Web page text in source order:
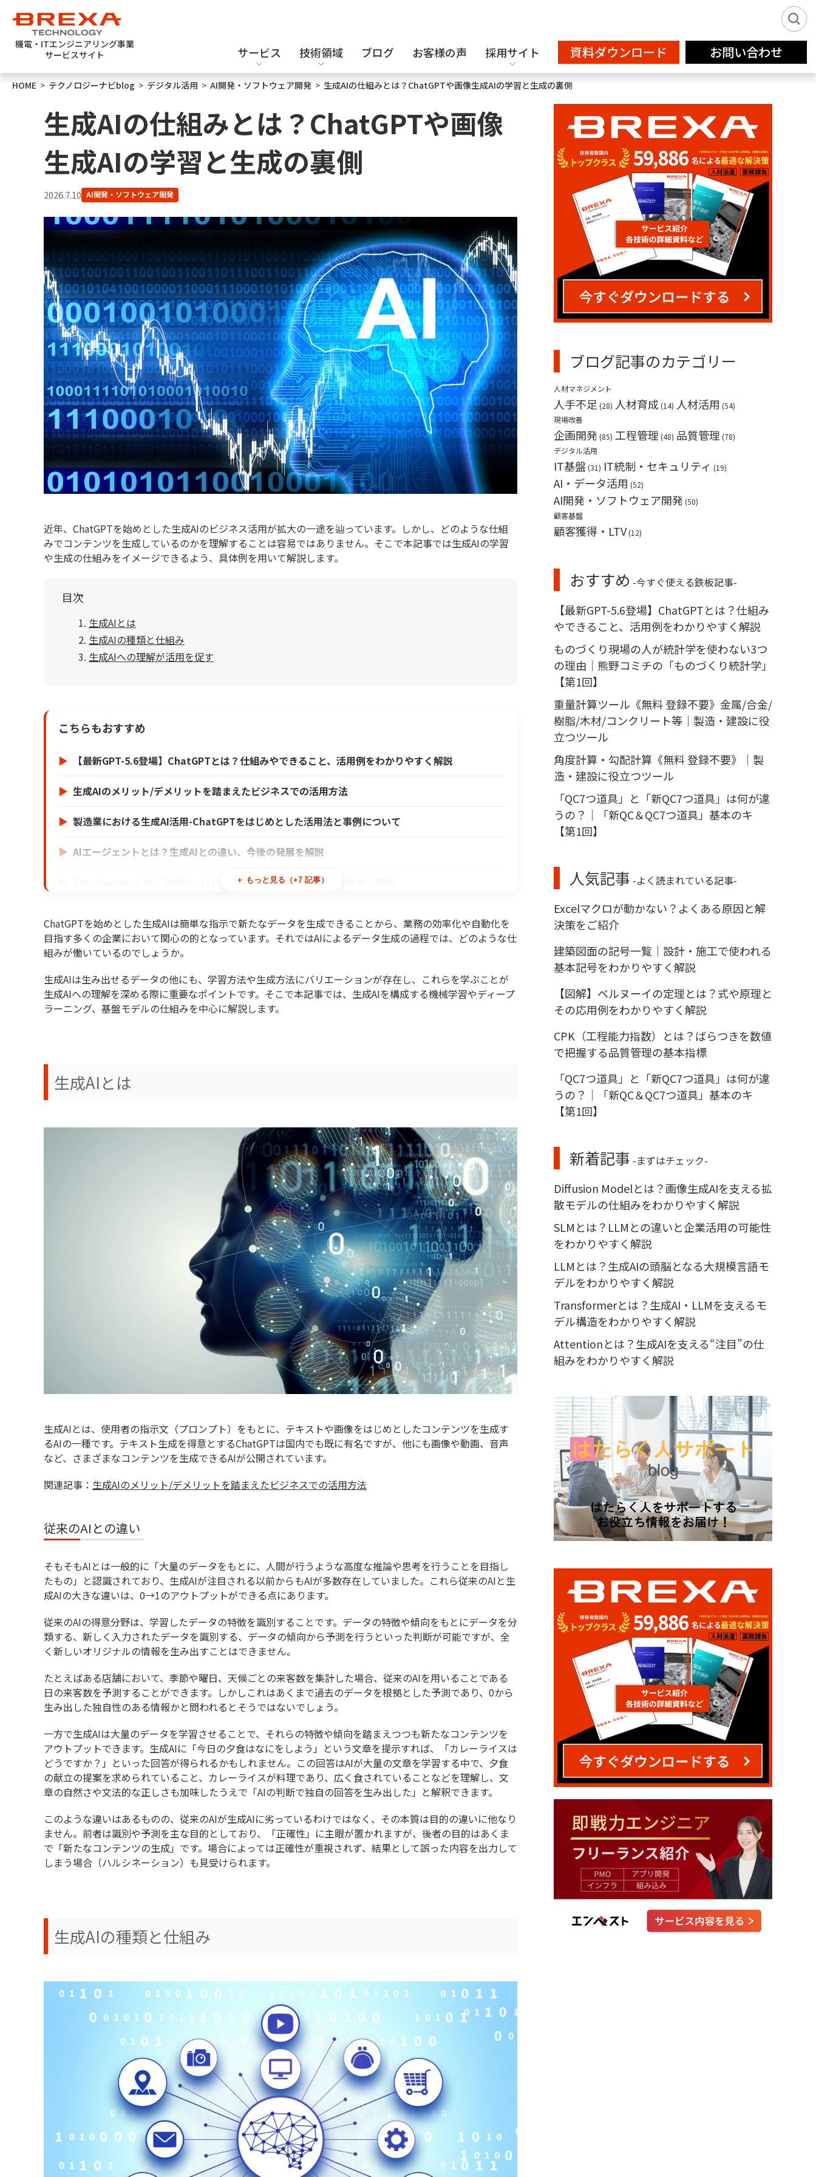
機電・ITエンジニアリング事業
サービスサイト
サービス
新卒派遣サービス2026
ソフトウェアテスト セキュリティエンジニア クリエイティブサービス
業務請負（自動車） 業務請負（プラント） 業務請負（産業用ロボット）
技術領域
IT
半導体設計・評価 化学・バイオ 設計補助
ブログ お客様の声 採用サイト
フリーランス登録
資料ダウンロード お問い合わせ
HOME > テクノロジーナビblog > デジタル活用 > AI開発・ソフトウェア開発 > 生成AIの仕組みとは？ChatGPTや画像生成AIの学習と生成の裏側
生成AIの仕組みとは？ChatGPTや画像
生成AIの学習と生成の裏側
2026.7.10 AI開発・ソフトウェア開発
近年、ChatGPTを始めとした生成AIのビジネス活用が拡大の一途を辿っています。しかし、どのような仕組
みでコンテンツを生成しているのかを理解することは容易ではありません。そこで本記事では生成AIの学習
や生成の仕組みをイメージできるよう、具体例を用いて解説します。
目次
生成AIとは
生成AIの種類と仕組み
生成AIへの理解が活用を促す
こちらもおすすめ
【最新GPT-5.6登場】ChatGPTとは？仕組みやできること、活用例をわかりやすく解説
生成AIのメリット/デメリットを踏まえたビジネスでの活用方法
製造業における生成AI活用-ChatGPTをはじめとした活用法と事例について
AIエージェントとは？生成AIとの違い、今後の発展を解説
Transformerとは？生成AI・LLMを支えるモデル構造をわかりやすく解説
Diffusion Modelとは？画像生成AIを支える拡散モデルの仕組みをわかりやすく解説
LLMとは？生成AIの頭脳となる大規模言語モデルをわかりやすく解説
SLMとは？LLMとの違いと企業活用の可能性をわかりやすく解説
＋ もっと見る（+7 記事）
ChatGPTを始めとした生成AIは簡単な指示で新たなデータを生成できることから、業務の効率化や自動化を
目指す多くの企業において関心の的となっています。それではAIによるデータ生成の過程では、どのような仕
組みが働いているのでしょうか。
生成AIは生み出せるデータの他にも、学習方法や生成方法にバリエーションが存在し、これらを学ぶことが
生成AIへの理解を深める際に重要なポイントです。そこで本記事では、生成AIを構成する機械学習やディープ
ラーニング、基盤モデルの仕組みを中心に解説します。
生成AIとは
生成AIとは、使用者の指示文（プロンプト）をもとに、テキストや画像をはじめとしたコンテンツを生成す
るAIの一種です。テキスト生成を得意とするChatGPTは国内でも既に有名ですが、他にも画像や動画、音声
など、さまざまなコンテンツを生成できるAIが公開されています。
関連記事： 生成AIのメリット/デメリットを踏まえたビジネスでの活用方法
従来のAIとの違い
そもそもAIとは一般的に「大量のデータをもとに、人間が行うような高度な推論や思考を行うことを目指し
たもの」と認識されており、生成AIが注目される以前からもAIが多数存在していました。これら従来のAIと生
成AIの大きな違いは、0→1のアウトプットができる点にあります。
従来のAIの得意分野は、学習したデータの特徴を識別することです。データの特徴や傾向をもとにデータを分
類する、新しく入力されたデータを識別する、データの傾向から予測を行うといった判断が可能ですが、全
く新しいオリジナルの情報を生み出すことはできません。
たとえばある店舗において、季節や曜日、天候ごとの来客数を集計した場合、従来のAIを用いることである
日の来客数を予測することができます。しかしこれはあくまで過去のデータを根拠とした予測であり、0から
生み出した独自性のある情報かと問われるとそうではないでしょう。
一方で生成AIは大量のデータを学習させることで、それらの特徴や傾向を踏まえつつも新たなコンテンツを
アウトプットできます。生成AIに「今日の夕食はなにをしよう」という文章を提示すれば、「カレーライスは
どうですか？」といった回答が得られるかもしれません。この回答はAIが大量の文章を学習する中で、夕食
の献立の提案を求められていること、カレーライスが料理であり、広く食されていることなどを理解し、文
章の自然さや文法的な正しさも加味したうえで「AIの判断で独自の回答を生み出した」と解釈できます。
このような違いはあるものの、従来のAIが生成AIに劣っているわけではなく、その本質は目的の違いに他なり
ません。前者は識別や予測を主な目的としており、「正確性」に主眼が置かれますが、後者の目的はあくま
で「新たなコンテンツの生成」です。場合によっては正確性が重視されず、結果として誤った内容を出力して
しまう場合（ハルシネーション）も見受けられます。
生成AIの種類と仕組み
ブログ記事のカテゴリー
人材マネジメント
人手不足 (28) 人材育成 (14) 人材活用 (54)
現場改善
企画開発 (85) 工程管理 (48) 品質管理 (78)
デジタル活用
IT基盤 (31) IT統制・セキュリティ (19)
AI・データ活用 (52)
AI開発・ソフトウェア開発 (50)
顧客基盤
顧客獲得・LTV (12)
おすすめ -今すぐ使える鉄板記事-
【最新GPT-5.6登場】ChatGPTとは？仕組み
やできること、活用例をわかりやすく解説
ものづくり現場の人が統計学を使わない3つ
の理由｜熊野コミチの「ものづくり統計学」
【第1回】
重量計算ツール《無料 登録不要》金属/合金/
樹脂/木材/コンクリート等｜製造・建設に役
立つツール
角度計算・勾配計算《無料 登録不要》｜製
造・建設に役立つツール
「QC7つ道具」と「新QC7つ道具」は何が違
うの？｜「新QC＆QC7つ道具」基本のキ
【第1回】
人気記事 -よく読まれている記事-
Excelマクロが動かない？よくある原因と解
決策をご紹介
建築図面の記号一覧｜設計・施工で使われる
基本記号をわかりやすく解説
【図解】ベルヌーイの定理とは？式や原理と
その応用例をわかりやすく解説
CPK（工程能力指数）とは？ばらつきを数値
で把握する品質管理の基本指標
「QC7つ道具」と「新QC7つ道具」は何が違
うの？｜「新QC＆QC7つ道具」基本のキ
【第1回】
新着記事 -まずはチェック-
Diffusion Modelとは？画像生成AIを支える拡
散モデルの仕組みをわかりやすく解説
SLMとは？LLMとの違いと企業活用の可能性
をわかりやすく解説
LLMとは？生成AIの頭脳となる大規模言語モ
デルをわかりやすく解説
Transformerとは？生成AI・LLMを支えるモ
デル構造をわかりやすく解説
Attentionとは？生成AIを支える“注目”の仕
組みをわかりやすく解説